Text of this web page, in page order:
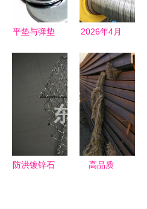
品销售之道
售重要性
平垫与弹垫
批发价格、
优质厂家、
高清图实与
垫圈选型建
议——永年
县清瑞金属
2026年4月
购指南 五
大优质服务
商深度测评
与推荐
防洪镀锌石
高品质